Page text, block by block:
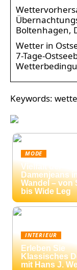
Boltenhagen,
Wetter in
7-Tage-
Keywords:
MODE
Vielfalt der
Damenjeans
Wandel – von
bis Wide Leg
INTERIEUR
Erleben Sie
Klassisches
mit Hans J.